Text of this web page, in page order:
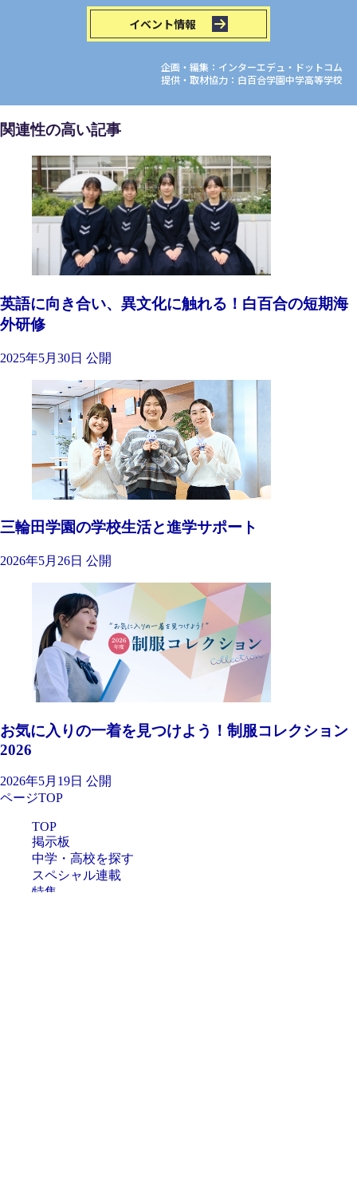
イベント情報
企画・編集：インターエデュ・ドットコム
提供・取材協力：白百合学園中学高等学校
関連性の高い記事
英語に向き合い、異文化に触れる！白百合の短期海
外研修
2025年5月30日 公開
三輪田学園の学校生活と進学サポート
2026年5月26日 公開
お気に入りの一着を見つけよう！制服コレクション
2026
2026年5月19日 公開
ページTOP
TOP
掲示板
中学・高校を探す
スペシャル連載
特集